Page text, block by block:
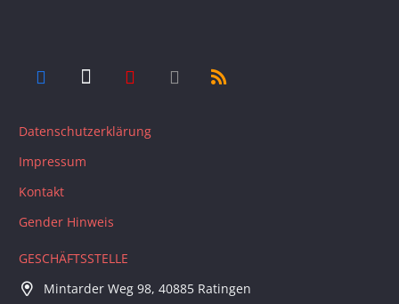
Datenschutzerklärung
Impressum
Kontakt
Gender Hinweis
GESCHÄFTSSTELLE
Mintarder Weg 98, 40885 Ratingen